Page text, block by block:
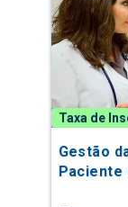
Taxa de
Gestão
Paciente